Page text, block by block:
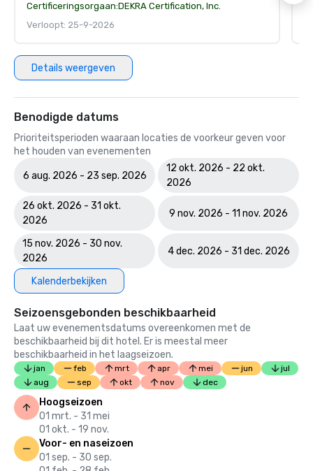
Certificeringsorgaan:DEKRA Certification, Inc.
Verloopt: 25-9-2026
Details weergeven
Benodigde datums
Prioriteitsperioden waaraan locaties de voorkeur geven voor
het houden van evenementen
6 aug. 2026 - 23 sep. 2026
12 okt. 2026 - 22 okt.
2026
26 okt. 2026 - 31 okt.
2026
9 nov. 2026 - 11 nov. 2026
15 nov. 2026 - 30 nov.
2026
4 dec. 2026 - 31 dec. 2026
Kalenderbekijken
Seizoensgebonden beschikbaarheid
Laat uw evenementsdatums overeenkomen met de
beschikbaarheid bij dit hotel. Er is meestal meer
beschikbaarheid in het laagseizoen.
jan feb mrt apr mei jun
jul
aug
sep okt nov dec
Hoogseizoen
01 mrt. - 31 mei
01 okt. - 19 nov.
Voor- en naseizoen
01 sep. - 30 sep.